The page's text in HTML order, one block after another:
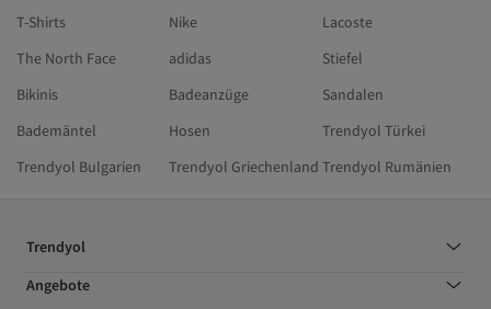
T-Shirts
Nike
Lacoste
The North Face
adidas
Stiefel
Bikinis
Badeanzüge
Sandalen
Bademäntel
Hosen
Trendyol Türkei
Trendyol Bulgarien
Trendyol Griechenland Trendyol Rumänien
Trendyol
Angebote